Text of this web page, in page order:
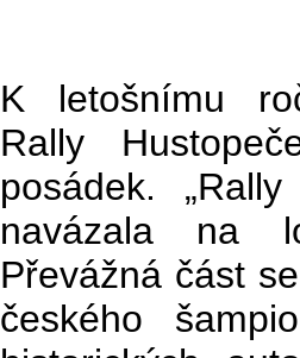
K letošnímu
Rally
posádek.
navázala na
Převážná část
českého